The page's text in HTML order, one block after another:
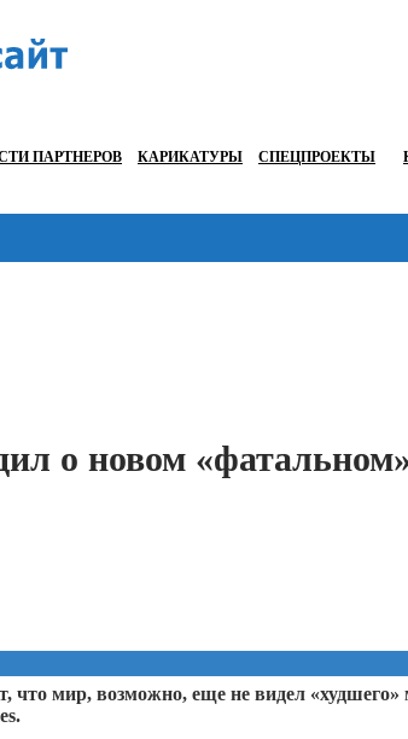
ПАРТНЕРОВ КАРИКАТУРЫ СПЕЦПРОЕКТЫ
о новом
что мир, возможно, еще не видел